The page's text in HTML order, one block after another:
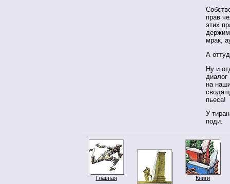
прав
этих
мрак,
А
Ну и
диалог
на
пьеса!
У
поди.
Главная
Книги